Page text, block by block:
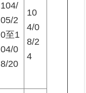
104/
05/2
0至1
04/0
8/20
10
4/0
8/2
4